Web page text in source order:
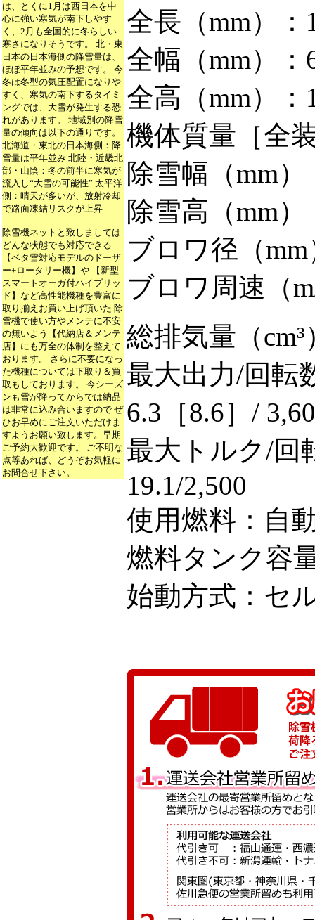
は、とくに1月は西日本を中
心に強い寒気が南下しやす
く、2月も全国的に冬らしい
寒さになりそうです。 北・東
日本の日本海側の降雪量は、
ほぼ平年並みの予想です。 今
冬は冬型の気圧配置になりや
すく、寒気の南下するタイミ
ングでは、大雪が発生する恐
れがあります。 地域別の降雪
量の傾向は以下の通りです。
北海道・東北の日本海側：降
雪量は平年並み 北陸・近畿北
部・山陰：冬の前半に寒気が
流入し“大雪の可能性” 太平洋
側：晴天が多いが、放射冷却
で路面凍結リスクが上昇
除雪機ネットと致しましては
どんな状態でも対応できる
【ベタ雪対応モデルのドーザ
ー+ロータリー機】や 【新型
スマートオーガ付ハイブリッ
ド】など高性能機種を豊富に
取り揃えお買い上げ頂いた 除
雪機で使い方やメンテに不安
の無いよう【代納店＆メンテ
店】にも万全の体制を整えて
おります。 さらに不要になっ
た機種については下取り＆買
取もしております。 今シーズ
ンも雪が降ってからでは納品
は非常に込み合いますので ぜ
ひお早めにご注文いただけま
すようお願い致します。早期
ご予約大歓迎です。 ご不明な
点等あれば、どうぞお気軽に
お問合せ下さい。
全長（mm）：
全幅（mm）：
全高（mm）：
機体質量［全
除雪幅（mm）
除雪高（mm）
ブロワ径（mm
ブロワ周速（
総排気量（cm³
最大出力/回転
6.3［8.6］/
最大トルク/回
19.1/2,500
使用燃料：自
燃料タンク容
始動方式：セ